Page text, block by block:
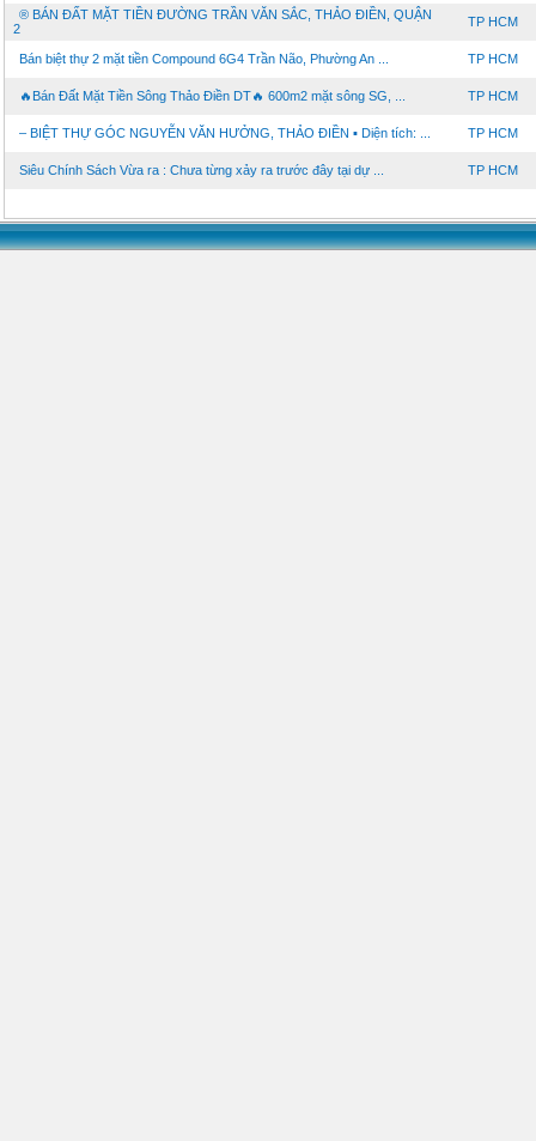
®️ BÁN ĐẤT MẶT TIỀN ĐƯỜNG TRẦN VĂN SẮC, THẢO ĐIỀN, QUẬN
2
TP HCM
Bán biệt thự 2 mặt tiền Compound 6G4 Trần Não, Phường An ... TP HCM
🔥Bán Đất Mặt Tiền Sông Thảo Điền DT🔥 600m2 mặt sông SG, ... TP HCM
– BIỆT THỰ GÓC NGUYỄN VĂN HƯỞNG, THẢO ĐIỀN ▪️ Diện tích: ... TP HCM
Siêu Chính Sách Vừa ra : Chưa từng xảy ra trước đây tại dự ... TP HCM